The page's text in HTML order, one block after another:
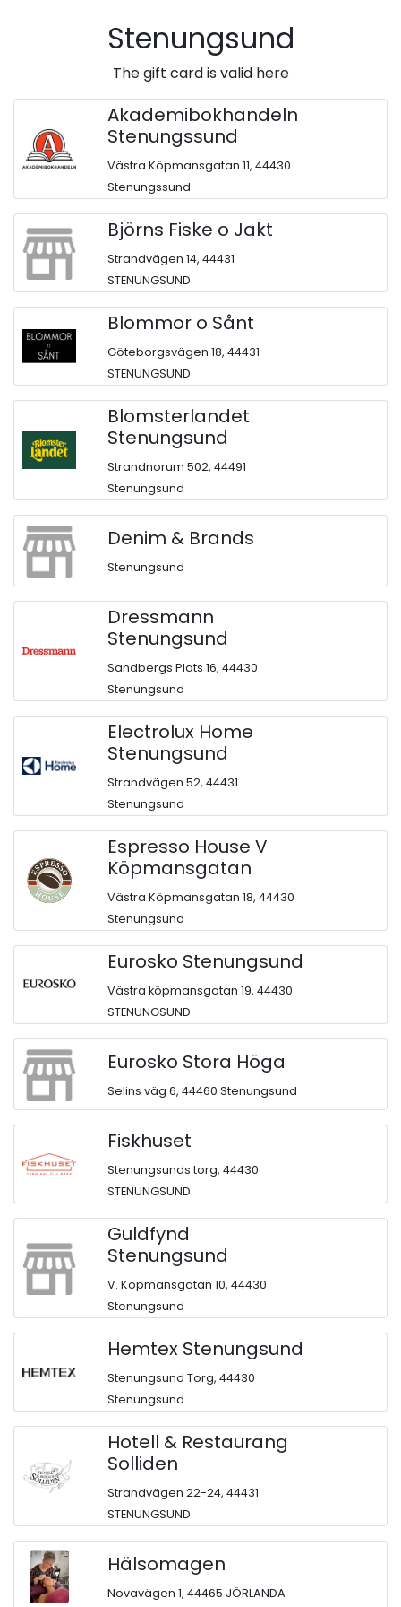
Stenungsund
The gift card is valid here
Akademibokhandeln
Stenungssund
Västra Köpmansgatan 11, 44430
Stenungssund
Björns Fiske o Jakt
Strandvägen 14, 44431
STENUNGSUND
Blommor o Sånt
Göteborgsvägen 18, 44431
STENUNGSUND
Blomsterlandet
Stenungsund
Strandnorum 502, 44491
Stenungsund
Denim & Brands
Stenungsund
Dressmann
Stenungsund
Sandbergs Plats 16, 44430
Stenungsund
Electrolux Home
Stenungsund
Strandvägen 52, 44431
Stenungsund
Espresso House V
Köpmansgatan
Västra Köpmansgatan 18, 44430
Stenungsund
Eurosko Stenungsund
Västra köpmansgatan 19, 44430
STENUNGSUND
Eurosko Stora Höga
Selins väg 6, 44460 Stenungsund
Fiskhuset
Stenungsunds torg, 44430
STENUNGSUND
Guldfynd
Stenungsund
V. Köpmansgatan 10, 44430
Stenungsund
Hemtex Stenungsund
Stenungsund Torg, 44430
Stenungsund
Hotell & Restaurang
Solliden
Strandvägen 22-24, 44431
STENUNGSUND
Hälsomagen
Novavägen 1, 44465 JÖRLANDA